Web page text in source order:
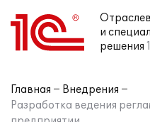
и
решения
Главная
Внедрения
Разработка ведения